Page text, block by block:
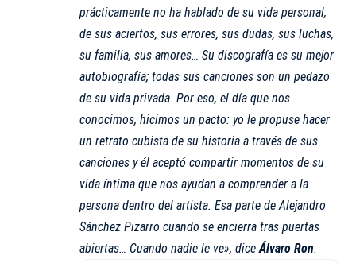
prácticamente no ha hablado de su vida personal,
de sus aciertos, sus errores, sus dudas, sus luchas,
su familia, sus amores… Su discografía es su mejor
autobiografía; todas sus canciones son un pedazo
de su vida privada. Por eso, el día que nos
conocimos, hicimos un pacto: yo le propuse hacer
un retrato cubista de su historia a través de sus
canciones y él aceptó compartir momentos de su
vida íntima que nos ayudan a comprender a la
persona dentro del artista. Esa parte de Alejandro
Sánchez Pizarro cuando se encierra tras puertas
abiertas… Cuando nadie le ve», dice Álvaro Ron.